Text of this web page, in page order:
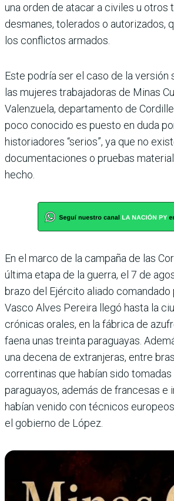
una orden de atacar a civiles u otros
desmanes, tolerados o autorizados,
los conflictos armados.
Este podría ser el caso de la versión
las mujeres trabajadoras de Minas
Valenzuela, departamento de
poco conocido es puesto en duda
historiadores “serios”, ya que no
documentaciones o pruebas
hecho.
En el marco de la campaña de las
última etapa de la guerra, el 7 de
brazo del Ejército aliado
Vasco Alves Pereira llegó hasta la
crónicas orales, en la fábrica de
faena unas treinta paraguayas.
una decena de extranjeras, entre
correntinas que habían sido
paraguayos, además de francesas e
habían venido con técnicos
el gobierno de López.